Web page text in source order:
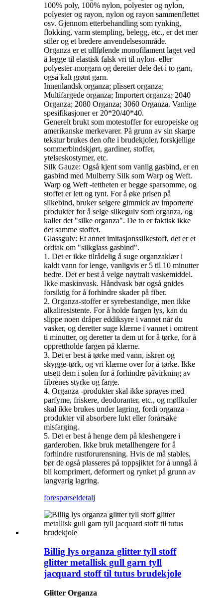
100% poly, 100% nylon, polyester og nylon,
polyester og rayon, nylon og rayon sammenflettet
osv. Gjennom etterbehandling som rynking,
flokking, varm stempling, belegg, etc., er det mer
stiler og et bredere anvendelsesområde.
Organza er et ullfølende monofilament laget ved
å legge til elastisk falsk vri til nylon- eller
polyester-morgarn og deretter dele det i to garn,
også kalt grønt garn.
Innenlandsk organza; plissert organza;
Multifargede organza; Importert organza; 2040
Organza; 2080 Organza; 3060 Organza. Vanlige
spesifikasjoner er 20*20/40*40.
Generelt brukt som motestoffer for europeiske og
amerikanske merkevarer. På grunn av sin skarpe
tekstur brukes den ofte i brudekjoler, forskjellige
sommerbindskjørt, gardiner, stoffer,
ytelseskostymer, etc.
Silk Gauze: Også kjent som vanlig gasbind, er en
gasbind med Mulberry Silk som Warp og Weft.
Warp og Weft -tettheten er begge sparsomme, og
stoffet er lett og tynt. For å øke prisen på
silkebind, bruker selgere gimmick av importerte
produkter for å selge silkegulv som organza, og
kaller det "silke organza". De to er faktisk ikke
det samme stoffet.
Glassgulv: Et annet imitasjonssilkestoff, det er et
ordtak om "silkglass gasbind".
1. Det er ikke tilrådelig å suge organzaklær i
kaldt vann for lenge, vanligvis er 5 til 10 minutter
bedre. Det er best å velge nøytralt vaskemiddel.
Ikke maskinvask. Håndvask bør også gnides
forsiktig for å forhindre skader på fiber.
2. Organza-stoffer er syrebestandige, men ikke
alkaliresistente. For å holde fargen lys, kan du
slippe noen dråper eddiksyre i vannet når du
vasker, og deretter suge klærne i vannet i omtrent
ti minutter, og deretter ta dem ut for å tørke, for å
opprettholde fargen på klærne.
3. Det er best å tørke med vann, iskren og
skygge-tørk, og vri klærne over for å tørke. Ikke
utsett dem i solen for å forhindre påvirkning av
fibrenes styrke og farge.
4. Organza -produkter skal ikke sprayes med
parfyme, friskere, deodoranter, etc., og møllkuler
skal ikke brukes under lagring, fordi organza -
produkter vil absorbere lukt eller forårsake
misfarging.
5. Det er best å henge dem på kleshengere i
garderoben. Ikke bruk metallhengere for å
forhindre rustforurensning. Hvis de må stables,
bør de også plasseres på toppsjiktet for å unngå å
bli komprimert, deformert og rynket på grunn av
langvarig lagring.
forespørseldetalj
Billig lys organza glitter tyll stoff
glitter metallisk gull garn tyll
jacquard stoff til tutus brudekjole
Glitter Organza